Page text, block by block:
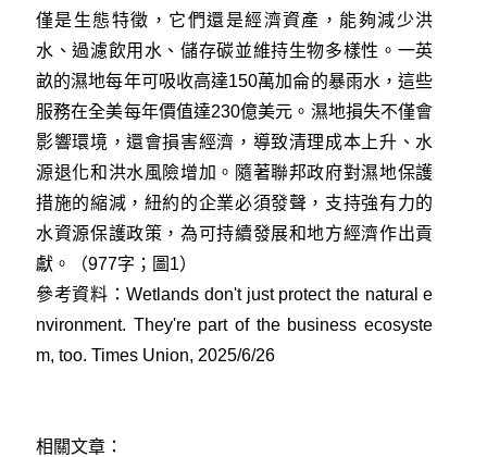
僅是生態特徵，它們還是經濟資產，能夠減少洪
水、過濾飲用水、儲存碳並維持生物多樣性。一英
畝的濕地每年可吸收高達150萬加侖的暴雨水，這些
服務在全美每年價值達230億美元。濕地損失不僅會
影響環境，還會損害經濟，導致清理成本上升、水
源退化和洪水風險增加。隨著聯邦政府對濕地保護
措施的縮減，紐約的企業必須發聲，支持強有力的
水資源保護政策，為可持續發展和地方經濟作出貢
獻。（977字；圖1）
參考資料：Wetlands don't just protect the natural e
nvironment. They're part of the business ecosyste
m, too. Times Union, 2025/6/26
相關文章：